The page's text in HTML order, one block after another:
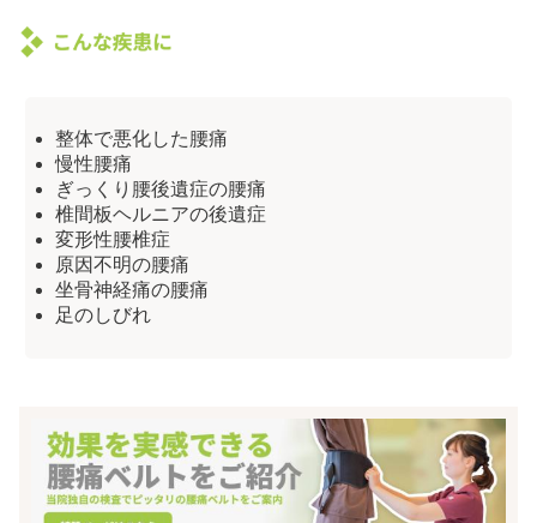
整体で悪化した腰痛
慢性腰痛
ぎっくり腰後遺症の腰痛
椎間板ヘルニアの後遺症
変形性腰椎症
原因不明の腰痛
坐骨神経痛の腰痛
足のしびれ